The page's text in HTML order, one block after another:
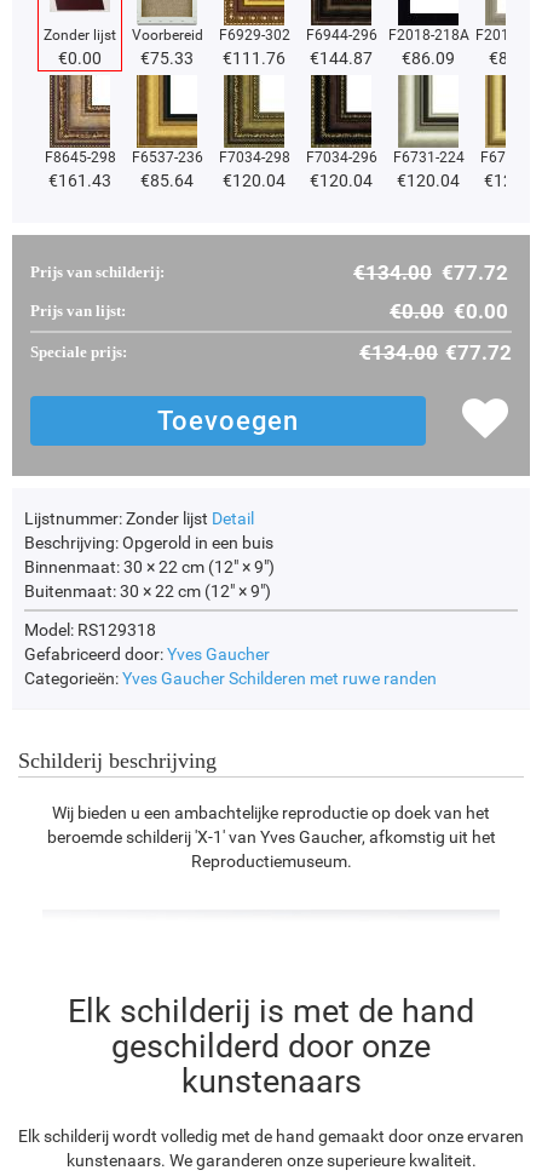
Zonder lijst
€0.00
Voorbereid
€75.33
F6929-302
€111.76
F6944-296
€144.87
F2018-218A
€86.09
F2018-
€86.09
F8645-298
€161.43
F6537-236
€85.64
F7034-298
€120.04
F7034-296
€120.04
F6731-224
€120.04
F6731-
€
Prijs van schilderij: €134.00 €77.72
Prijs van lijst: €0.00 €0.00
Speciale prijs: €134.00 €77.72
Lijstnummer:Zonder lijst Detail
Beschrijving:Opgerold in een buis
Binnenmaat:30 × 22 cm (12" × 9")
Buitenmaat:30 × 22 cm (12" × 9")
Model: RS129318
Gefabriceerd door:Yves Gaucher
Categorieën:Yves GaucherSchilderen met ruwe randen
Schilderij beschrijving
Wij bieden u een ambachtelijke reproductie op doek van het
beroemde schilderij 'X-1' van Yves Gaucher, afkomstig uit het
Reproductiemuseum.
Elk schilderij is met de hand
geschilderd door onze
kunstenaars
Elk schilderij wordt volledig met de hand gemaakt door onze ervaren
kunstenaars. We garanderen onze superieure kwaliteit.